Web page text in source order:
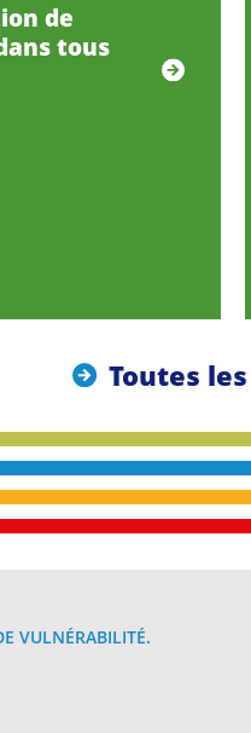
de
tous
Toutes
VULNÉRABILITÉ.